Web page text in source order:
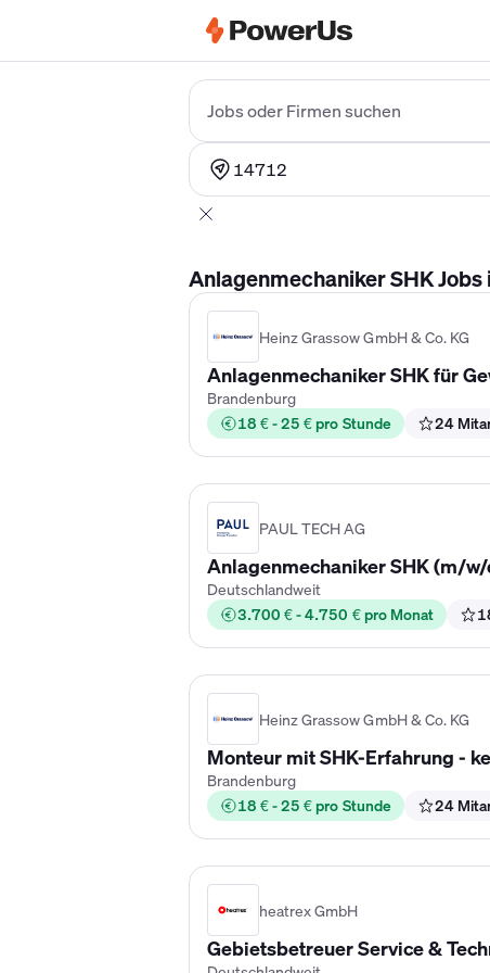
Jobs oder Firmen suchen
14712
Anlagenmechaniker SHK
Heinz Grassow GmbH & Co. KG
Anlagenmechaniker SHK für
Brandenburg
18 € - 25 € pro Stunde
24
PAUL TECH AG
Anlagenmechaniker SHK (m/
Deutschlandweit
3.700 € - 4.750 € pro Monat
Heinz Grassow GmbH & Co. KG
Monteur mit SHK-Erfahrung -
Brandenburg
18 € - 25 € pro Stunde
24
heatrex GmbH
Gebietsbetreuer Service &